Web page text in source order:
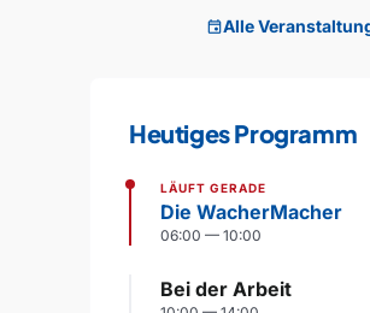
eventAlle
Heutiges Programm
LÄUFT GERADE
Die WacherMacher
06:00 — 10:00
Bei der Arbeit